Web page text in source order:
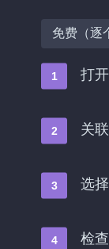
免费（逐
打
关
选
检